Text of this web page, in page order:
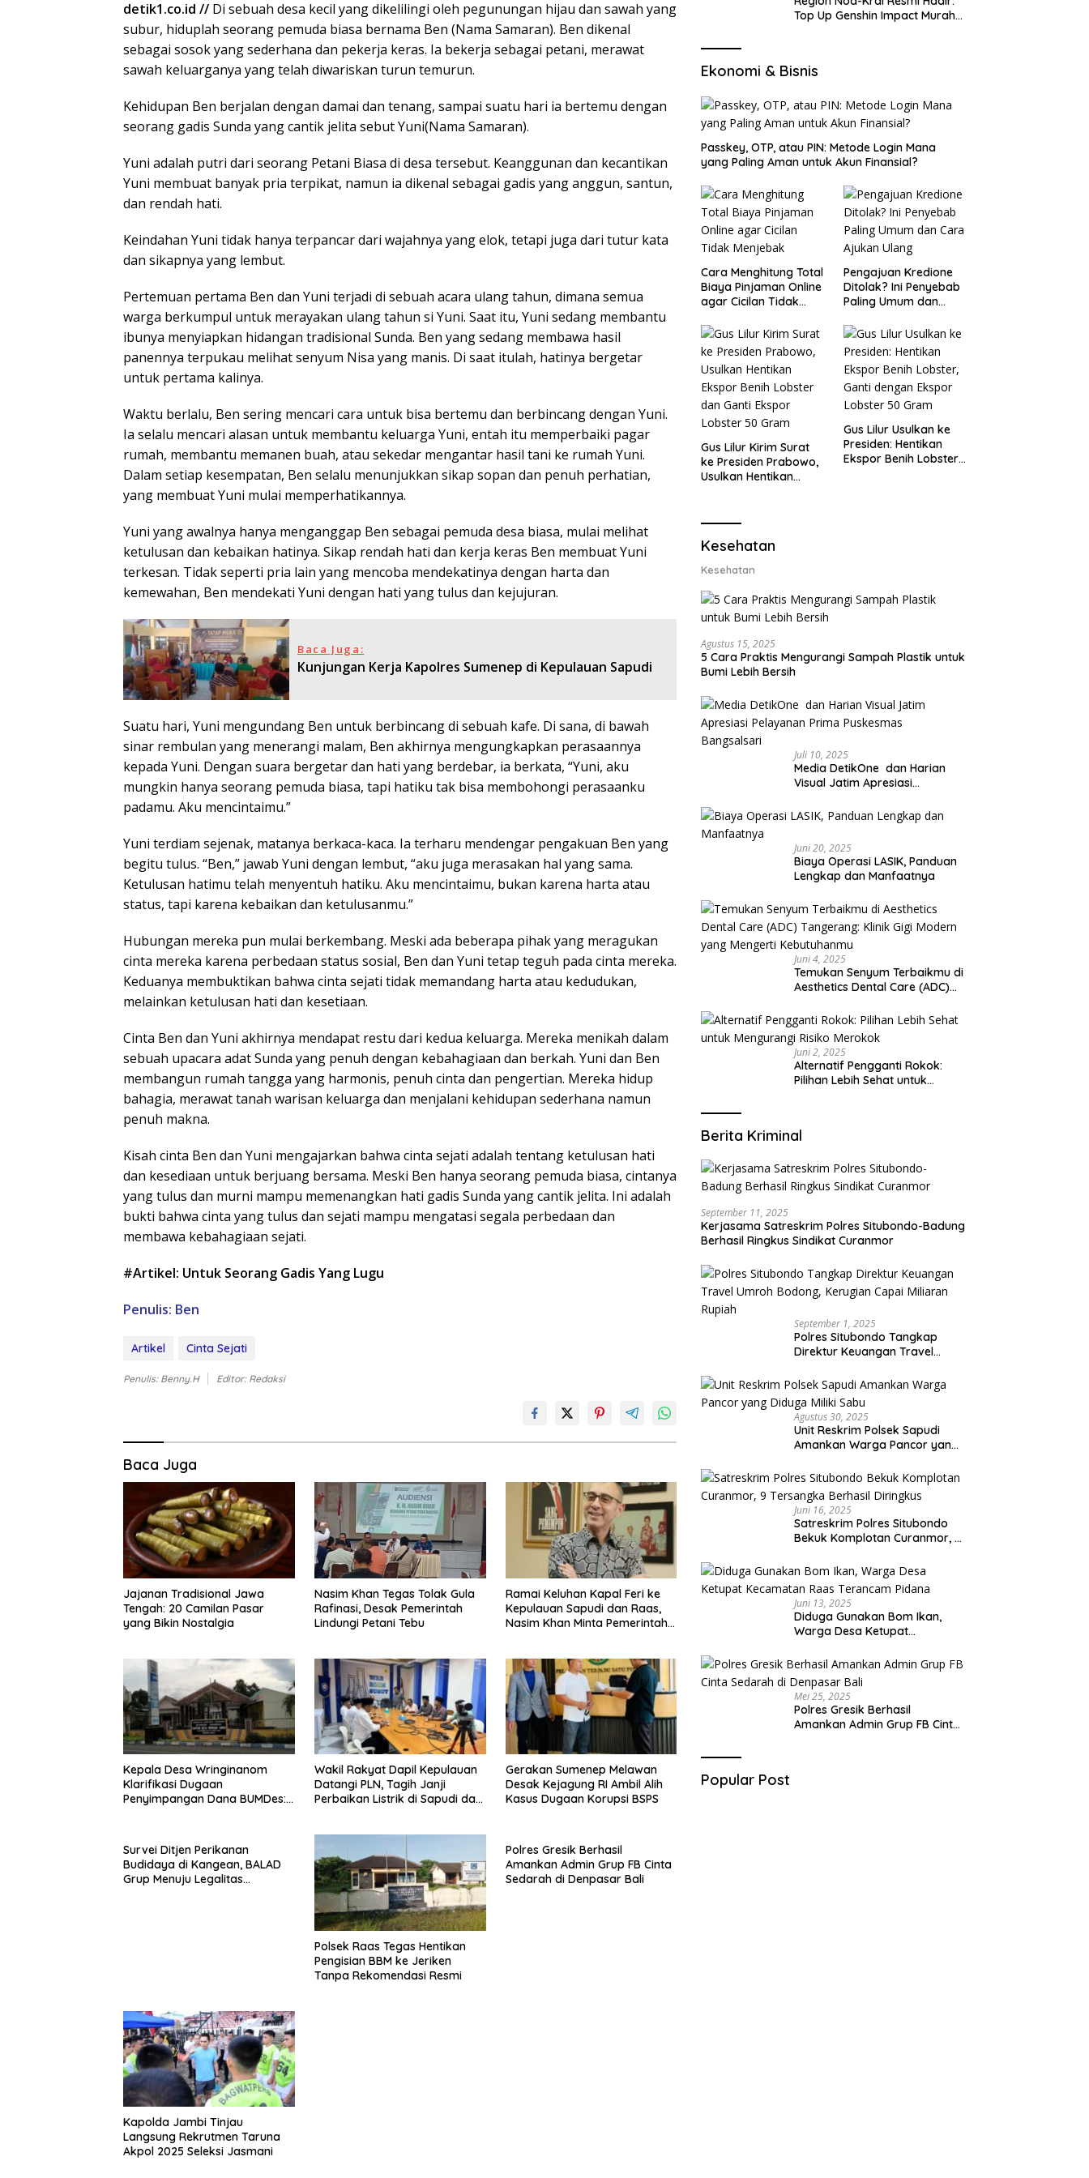
detik1.co.id // Di sebuah desa kecil yang dikelilingi oleh pegunungan hijau dan sawah yang
subur, hiduplah seorang pemuda biasa bernama Ben (Nama Samaran). Ben dikenal
sebagai sosok yang sederhana dan pekerja keras. Ia bekerja sebagai petani, merawat
sawah keluarganya yang telah diwariskan turun temurun.
Kehidupan Ben berjalan dengan damai dan tenang, sampai suatu hari ia bertemu dengan
seorang gadis Sunda yang cantik jelita sebut Yuni(Nama Samaran).
Yuni adalah putri dari seorang Petani Biasa di desa tersebut. Keanggunan dan kecantikan
Yuni membuat banyak pria terpikat, namun ia dikenal sebagai gadis yang anggun, santun,
dan rendah hati.
Keindahan Yuni tidak hanya terpancar dari wajahnya yang elok, tetapi juga dari tutur kata
dan sikapnya yang lembut.
Pertemuan pertama Ben dan Yuni terjadi di sebuah acara ulang tahun, dimana semua
warga berkumpul untuk merayakan ulang tahun si Yuni. Saat itu, Yuni sedang membantu
ibunya menyiapkan hidangan tradisional Sunda. Ben yang sedang membawa hasil
panennya terpukau melihat senyum Nisa yang manis. Di saat itulah, hatinya bergetar
untuk pertama kalinya.
Waktu berlalu, Ben sering mencari cara untuk bisa bertemu dan berbincang dengan Yuni.
Ia selalu mencari alasan untuk membantu keluarga Yuni, entah itu memperbaiki pagar
rumah, membantu memanen buah, atau sekedar mengantar hasil tani ke rumah Yuni.
Dalam setiap kesempatan, Ben selalu menunjukkan sikap sopan dan penuh perhatian,
yang membuat Yuni mulai memperhatikannya.
Yuni yang awalnya hanya menganggap Ben sebagai pemuda desa biasa, mulai melihat
ketulusan dan kebaikan hatinya. Sikap rendah hati dan kerja keras Ben membuat Yuni
terkesan. Tidak seperti pria lain yang mencoba mendekatinya dengan harta dan
kemewahan, Ben mendekati Yuni dengan hati yang tulus dan kejujuran.
Baca Juga:
Kunjungan Kerja Kapolres Sumenep di Kepulauan Sapudi
Suatu hari, Yuni mengundang Ben untuk berbincang di sebuah kafe. Di sana, di bawah
sinar rembulan yang menerangi malam, Ben akhirnya mengungkapkan perasaannya
kepada Yuni. Dengan suara bergetar dan hati yang berdebar, ia berkata, “Yuni, aku
mungkin hanya seorang pemuda biasa, tapi hatiku tak bisa membohongi perasaanku
padamu. Aku mencintaimu.”
Yuni terdiam sejenak, matanya berkaca-kaca. Ia terharu mendengar pengakuan Ben yang
begitu tulus. “Ben,” jawab Yuni dengan lembut, “aku juga merasakan hal yang sama.
Ketulusan hatimu telah menyentuh hatiku. Aku mencintaimu, bukan karena harta atau
status, tapi karena kebaikan dan ketulusanmu.”
Hubungan mereka pun mulai berkembang. Meski ada beberapa pihak yang meragukan
cinta mereka karena perbedaan status sosial, Ben dan Yuni tetap teguh pada cinta mereka.
Keduanya membuktikan bahwa cinta sejati tidak memandang harta atau kedudukan,
melainkan ketulusan hati dan kesetiaan.
Cinta Ben dan Yuni akhirnya mendapat restu dari kedua keluarga. Mereka menikah dalam
sebuah upacara adat Sunda yang penuh dengan kebahagiaan dan berkah. Yuni dan Ben
membangun rumah tangga yang harmonis, penuh cinta dan pengertian. Mereka hidup
bahagia, merawat tanah warisan keluarga dan menjalani kehidupan sederhana namun
penuh makna.
Kisah cinta Ben dan Yuni mengajarkan bahwa cinta sejati adalah tentang ketulusan hati
dan kesediaan untuk berjuang bersama. Meski Ben hanya seorang pemuda biasa, cintanya
yang tulus dan murni mampu memenangkan hati gadis Sunda yang cantik jelita. Ini adalah
bukti bahwa cinta yang tulus dan sejati mampu mengatasi segala perbedaan dan
membawa kebahagiaan sejati.
#Artikel: Untuk Seorang Gadis Yang Lugu
Penulis: Ben
Artikel Cinta Sejati
Penulis: Benny.H Editor: Redaksi
Baca Juga
Jajanan Tradisional Jawa
Tengah: 20 Camilan Pasar
yang Bikin Nostalgia
Nasim Khan Tegas Tolak Gula
Rafinasi, Desak Pemerintah
Lindungi Petani Tebu
Ramai Keluhan Kapal Feri ke
Kepulauan Sapudi dan Raas,
Nasim Khan Minta Pemerintah
Kepala Desa Wringinanom
Klarifikasi Dugaan
Penyimpangan Dana BUMDes:
Wakil Rakyat Dapil Kepulauan
Datangi PLN, Tagih Janji
Perbaikan Listrik di Sapudi dan
Gerakan Sumenep Melawan
Desak Kejagung RI Ambil Alih
Kasus Dugaan Korupsi BSPS
Survei Ditjen Perikanan
Budidaya di Kangean, BALAD
Grup Menuju Legalitas
Polsek Raas Tegas Hentikan
Pengisian BBM ke Jeriken
Tanpa Rekomendasi Resmi
Polres Gresik Berhasil
Amankan Admin Grup FB Cinta
Sedarah di Denpasar Bali
Kapolda Jambi Tinjau
Langsung Rekrutmen Taruna
Akpol 2025 Seleksi Jasmani
Top Up Genshin Impact Murah
Ekonomi & Bisnis
Passkey, OTP, atau PIN: Metode Login Mana
yang Paling Aman untuk Akun Finansial?
Cara Menghitung Total
Biaya Pinjaman Online
agar Cicilan Tidak
Pengajuan Kredione
Ditolak? Ini Penyebab
Paling Umum dan
Gus Lilur Kirim Surat
ke Presiden Prabowo,
Usulkan Hentikan
Lobster 50 Gram
Gus Lilur Usulkan ke
Presiden: Hentikan
Ekspor Benih Lobster,
Kesehatan
Kesehatan
Agustus 15, 2025
5 Cara Praktis Mengurangi Sampah Plastik untuk
Bumi Lebih Bersih
Juli 10, 2025
Media DetikOne dan Harian
Visual Jatim Apresiasi
Bangsalsari
Juni 20, 2025
Biaya Operasi LASIK, Panduan
Lengkap dan Manfaatnya
Juni 4, 2025
Temukan Senyum Terbaikmu di
Aesthetics Dental Care (ADC)
yang Mengerti Kebutuhanmu
Juni 2, 2025
Alternatif Pengganti Rokok:
Pilihan Lebih Sehat untuk
Berita Kriminal
September 11, 2025
Kerjasama Satreskrim Polres Situbondo-Badung
Berhasil Ringkus Sindikat Curanmor
September 1, 2025
Polres Situbondo Tangkap
Direktur Keuangan Travel
Capai Miliaran Rupiah
Agustus 30, 2025
Unit Reskrim Polsek Sapudi
Amankan Warga Pancor yang
Juni 16, 2025
Satreskrim Polres Situbondo
Bekuk Komplotan Curanmor, 9
Juni 13, 2025
Diduga Gunakan Bom Ikan,
Warga Desa Ketupat
Pidana
Mei 25, 2025
Polres Gresik Berhasil
Amankan Admin Grup FB Cinta
Popular Post